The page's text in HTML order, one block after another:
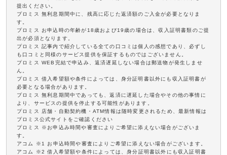
提出ください。
プロミス 無利息期間中に、残高に応じた返済額のご入金が必要となりま
す。
プロミス お申込時の年齢が18歳および19歳の場合は、収入証明書類のご提
出が必須となります。
プロミス 記事内で紹介している全ての口コミは個人の感想であり、必ずし
も口コミと同様のサービス提供を保証するものではございません。
プロミス WEB完結で申込み、返済遅延しない場合は郵送物が発生しませ
ん。
プロミス 借入希望額や条件によっては、身分証明書以外にも収入証明書が
必要となる場合があります。
プロミス 無利息期間中であっても、返済に遅延した場合やその他の事情に
より、サービスの提供を停止する可能性があります。
プロミス 店舗・自動契約機・ATM情報は随時変更されるため、最新情報は
プロミス公式サイトをご確認ください
プロミス ※お申込み時間や審査によりご希望に添えない場合がございま
す。
アコム ※1 お申込時間や審査によりご希望に添えない場合がございます。
アコム ※2 借入希望額や条件によっては、身分証明書以外にも収入証明書